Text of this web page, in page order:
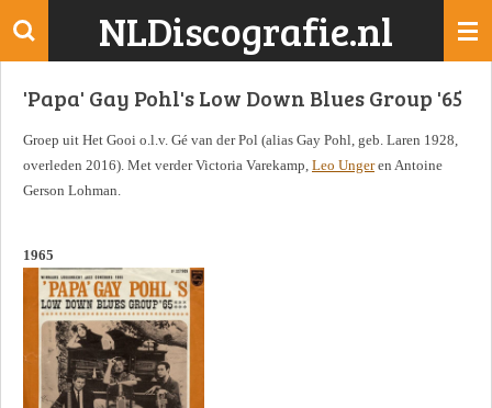
Ga
de
NLDiscografie.nl
'Papa' Gay Pohl's Low Down Blues Group '65
Groep uit Het Gooi o.l.v. Gé van der Pol (alias Gay Pohl, geb. Laren 1928,
overleden 2016). Met verder Victoria Varekamp, Leo Ungeren Antoine
Gerson Lohman.
1965